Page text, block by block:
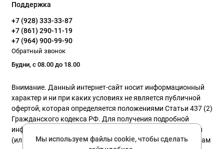
Поддержка
+7 (928) 333-33-87
+7 (861) 290-11-19
+7 (964) 900-99-90
Обратный звонок
Будни, с 08.00 до 18.00
Внимание. Данный интернет-сайт носит информационный
характер и ни при каких условиях не является публичной
офертой, которая определяется положениями Статьи 437 (2)
Гражданского кодекса РФ. Для получения подробной
информации о наличии и стоимости указанных товаров и
(или) услуг, пожалуйста, обращайтесь к нашим менеджерам
Мы используем файлы cookie, чтобы сделать